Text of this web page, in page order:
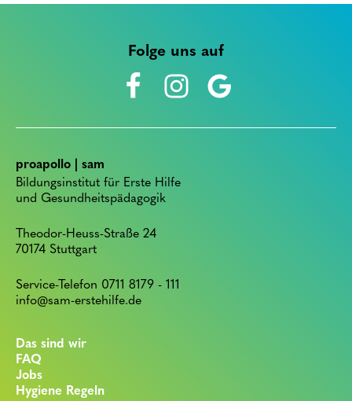
Folge uns auf
proapollo | sam
Bildungsinstitut für Erste Hilfe
und Gesundheitspädagogik
Theodor-Heuss-Straße 24
70174 Stuttgart
Service-Telefon 0711 8179 - 111
info@sam-erstehilfe.de
Das sind wir
FAQ
Jobs
Hygiene Regeln